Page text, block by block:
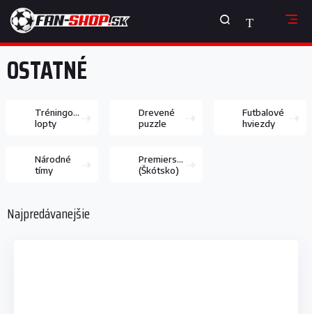
Prejsť
obsah
NÁKUPNÝ
KOŠÍK
OSTATNÉ
Tréningové
lopty
Drevené
puzzle
Futbalové
hviezdy
Národné
tímy
Premiership
(Škótsko)
Najpredávanejšie